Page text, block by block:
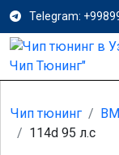
Telegram:
Чип тюнинг
114d 95 л.с